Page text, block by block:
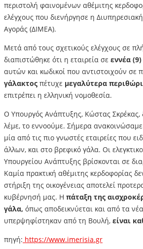
περιστολή φαινομένων αθέμιτης
ελέγχους που διενήργησε η
Αγοράς (ΔΙΜΕΑ).
Μετά από τους σχετικούς ελέγχους σε
διαπιστώθηκε ότι η εταιρεία σε εννέα (9)
αυτών και κωδικοί που αντιστοιχούν σε
γάλακτος πέτυχε μεγαλύτερα
επιτρέπει η ελληνική νομοθεσία.
Ο Υπουργός Ανάπτυξης, Κώστας Σκρέκας,
λέμε, το εννοούμε. Σήμερα
μία από τις πιο γνωστές εταιρείες που
άλλων, και στο βρεφικό γάλα. Οι
Υπουργείου Ανάπτυξης βρίσκονται σε
Καμία πρακτική αθέμιτης κερδοφορίας
στήριξη της οικογένειας αποτελεί
κυβέρνησή μας. Η πάταξη της
γάλα, όπως αποδεικνύεται και από τα
υπερψηφίστηκαν από τη Βουλή, είναι
πηγή: https://www.imerisia.gr